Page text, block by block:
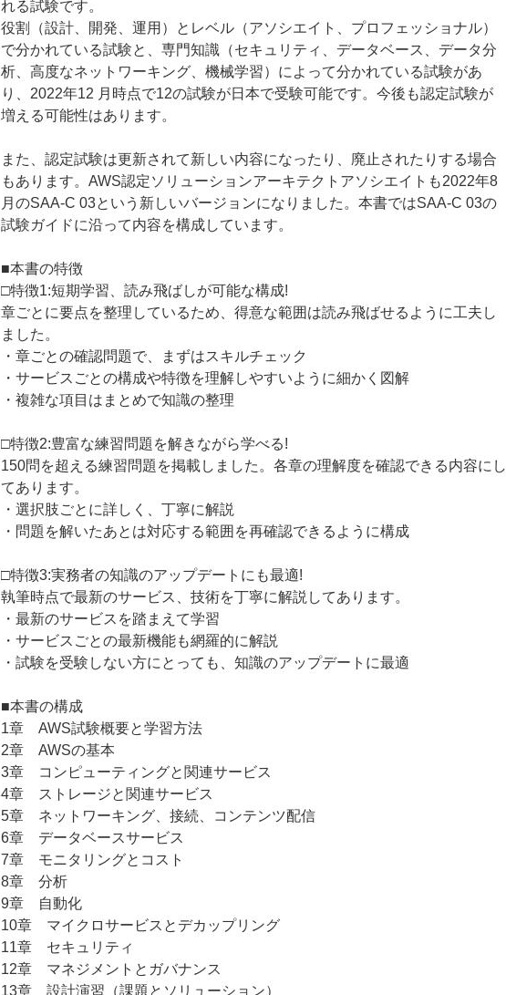
れる試験です。
役割（設計、開発、運用）とレベル（アソシエイト、プロフェッショナル）
で分かれている試験と、専門知識（セキュリティ、データベース、データ分
析、高度なネットワーキング、機械学習）によって分かれている試験があ
り、2022年12 月時点で12の試験が日本で受験可能です。今後も認定試験が
増える可能性はあります。
また、認定試験は更新されて新しい内容になったり、廃止されたりする場合
もあります。AWS認定ソリューションアーキテクトアソシエイトも2022年8
月のSAA-C 03という新しいバージョンになりました。本書ではSAA-C 03の
試験ガイドに沿って内容を構成しています。
■本書の特徴
□特徴1:短期学習、読み飛ばしが可能な構成!
章ごとに要点を整理しているため、得意な範囲は読み飛ばせるように工夫し
ました。
・章ごとの確認問題で、まずはスキルチェック
・サービスごとの構成や特徴を理解しやすいように細かく図解
・複雑な項目はまとめで知識の整理
□特徴2:豊富な練習問題を解きながら学べる!
150問を超える練習問題を掲載しました。各章の理解度を確認できる内容にし
てあります。
・選択肢ごとに詳しく、丁寧に解説
・問題を解いたあとは対応する範囲を再確認できるように構成
□特徴3:実務者の知識のアップデートにも最適!
執筆時点で最新のサービス、技術を丁寧に解説してあります。
・最新のサービスを踏まえて学習
・サービスごとの最新機能も網羅的に解説
・試験を受験しない方にとっても、知識のアップデートに最適
■本書の構成
1章 AWS試験概要と学習方法
2章 AWSの基本
3章 コンピューティングと関連サービス
4章 ストレージと関連サービス
5章 ネットワーキング、接続、コンテンツ配信
6章 データベースサービス
7章 モニタリングとコスト
8章 分析
9章 自動化
10章 マイクロサービスとデカップリング
11章 セキュリティ
12章 マネジメントとガバナンス
13章 設計演習（課題とソリューション）